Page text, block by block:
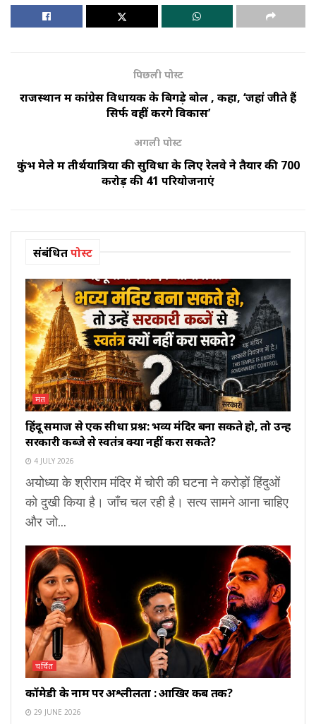
पिछली पोस्ट
राजस्थान में कांग्रेस विधायक के बिगड़े बोल , कहा, ‘जहां जीते हैं
सिर्फ वहीं करेंगे विकास’
अगली पोस्ट
कुंभ मेले में तीर्थयात्रियों की सुविधा के लिए रेलवे ने तैयार की 700
करोड़ की 41 परियोजनाएं
संबंधितपोस्ट
मत
हिंदू समाज से एक सीधा प्रश्न: भव्य मंदिर बना सकते हो, तो उन्हें
सरकारी कब्जे से स्वतंत्र क्यों नहीं करा सकते?
4 JULY 2026
अयोध्या के श्रीराम मंदिर में चोरी की घटना ने करोड़ों हिंदुओं
को दुखी किया है। जाँच चल रही है। सत्य सामने आना चाहिए
और जो...
चर्चित
कॉमेडी के नाम पर अश्लीलता : आखिर कब तक?
29 JUNE 2026